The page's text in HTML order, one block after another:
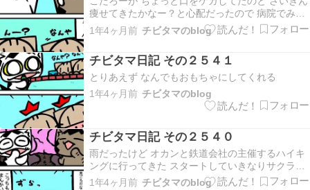
痩せてきたかなー？と心配だったので 病院でみて
もらった で 体型はふつーみたい ・・・ たらふく
よ ちょっと痩せようか…？
1年4ヶ月前 チビタマのblog
チビタマ日記 その２５４１
とりあえず なんでもおもちゃにしてくれる
1年4ヶ月前 チビタマのblog
チビタマ日記 その２５４０
雨だったけど オカンと鉄道会社の主催するハイキ
ングに行ってきた スタートしていきなりサクラが
咲いた公園があったけど そのあとは 見どころはあ
1年4ヶ月前 チビタマのblog